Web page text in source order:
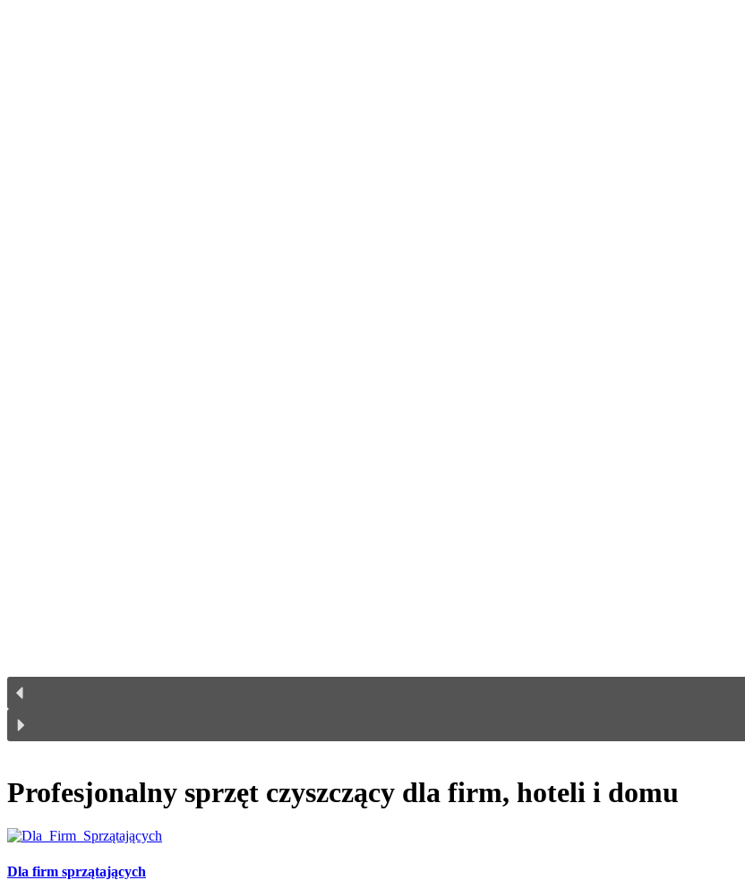
Profesjonalny sprzęt czyszczący dla firm, hoteli i domu
Dla firm sprzątających